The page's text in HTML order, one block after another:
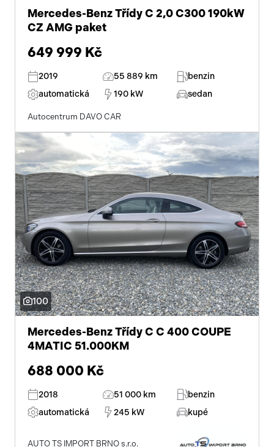
Mercedes-Benz Třídy C 2,0 C300 190kW
CZ AMG paket
649 999 Kč
2019 55 889 km
benzin
automatická
190 kW sedan
Autocentrum DAVO CAR
100
Mercedes-Benz Třídy C C 400 COUPE
4MATIC 51.000KM
688 000 Kč
2018 51 000 km
benzin
automatická
245 kW kupé
AUTO TS IMPORT BRNO s.r.o.